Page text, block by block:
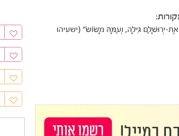
אֶת-יְרוּשָׁלִַם גִּילָה, וְעַמָּהּ מָשׂוֹשׂ" (ישעיהו